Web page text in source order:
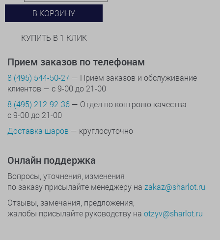
В КОРЗИНУ
КУПИТЬ В 1 КЛИК
Прием заказов по телефонам
8 (495) 544-50-27 — Прием заказов и обслуживание
клиентов — с 9-00 до 21-00
8 (495) 212-92-36 — Отдел по контролю качества
с 9-00 до 21-00
Доставка шаров — круглосуточно
Онлайн поддержка
Вопросы, уточнения, изменения
по заказу присылайте менеджеру на zakaz@sharlot.ru
Отзывы, замечания, предложения,
жалобы присылайте руководству на otzyv@sharlot.ru